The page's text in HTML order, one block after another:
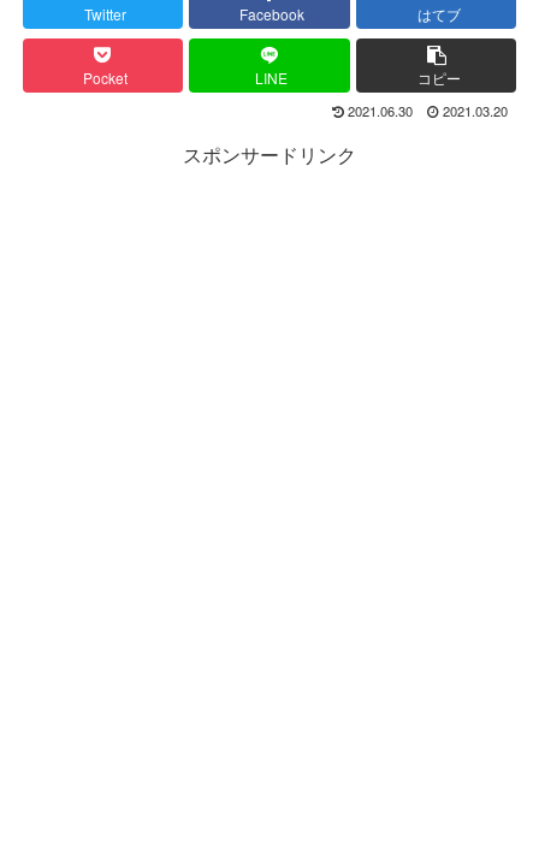
Twitter Facebook はてブ
Pocket LINE コピー
2021.06.30 2021.03.20
スポンサードリンク